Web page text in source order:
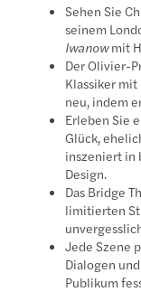
Sehen Sie
seinem
Iwanowmit
Der Olivier-
Klassiker
neu, indem
Erleben Sie
Glück,
inszeniert in
Design.
Das Bridge
limitierten
Jede Szene
Dialogen
Publikum